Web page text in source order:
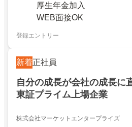
厚生年金加入
WEB面接OK
登録エントリー
新着正社員
自分の成長が会社の成長に
東証プライム上場企業
株式会社マーケットエンタープライズ